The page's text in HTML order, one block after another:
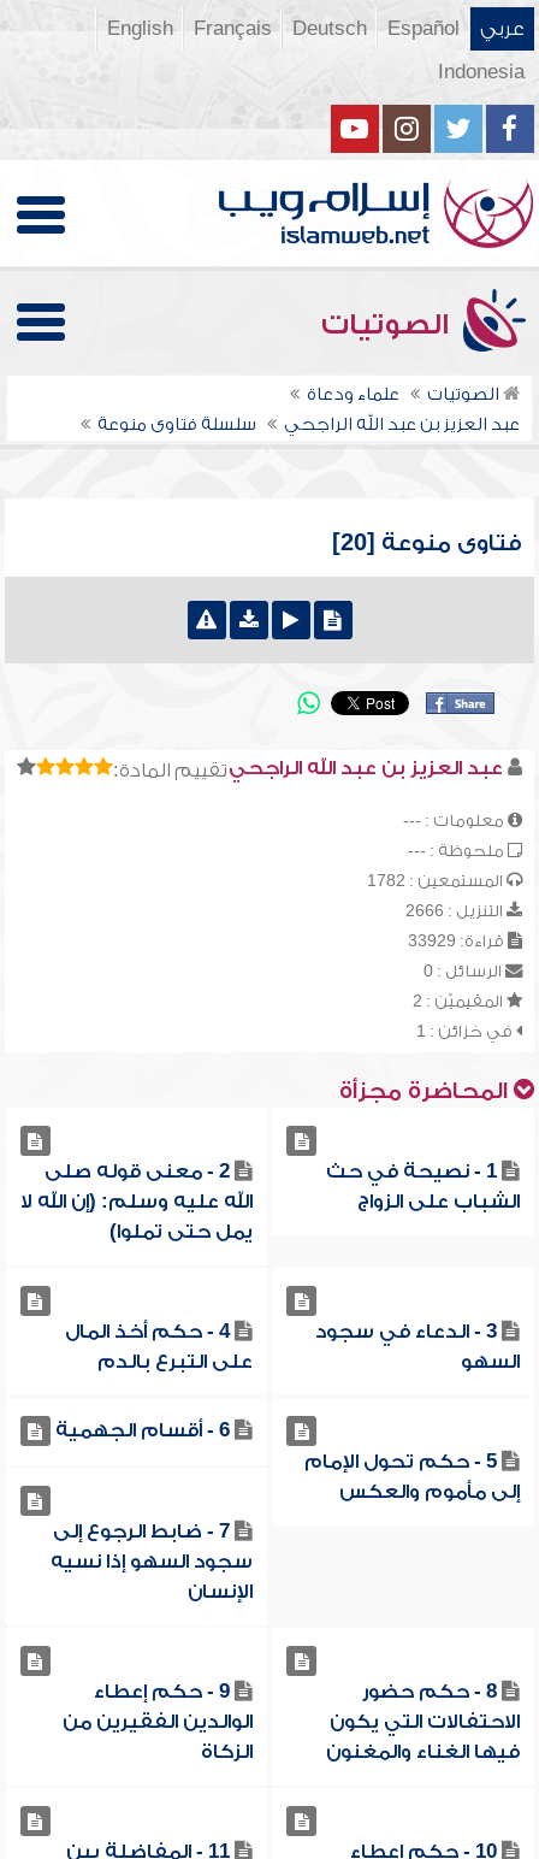
عربي Español
Deutsch
Français
English
Indonesia
الصوتيات
الصوتيات
علماء ودعاة
عبد العزيز بن عبد الله الراجحي
سلسلة فتاوى منوعة
فتاوى منوعة [20]
تقييم المادة:عبد العزيز بن عبد الله الراجحي
معلومات : ---
ملحوظة : ---
المستمعين : 1782
التنزيل : 2666
قراءة: 33929
الرسائل : 0
المقيميّن : 2
في خزائن : 1
المحاضرة مجزأة
1 - نصيحة في حث
الشباب على الزواج
2 - معنى قوله صلى
الله عليه وسلم: (إن الله لا
يمل حتى تملوا)
3 - الدعاء في سجود
السهو
4 - حكم أخذ المال
على التبرع بالدم
5 - حكم تحول الإمام
إلى مأموم والعكس
6 - أقسام الجهمية
7 - ضابط الرجوع إلى
سجود السهو إذا نسيه
الإنسان
8 - حكم حضور
الاحتفالات التي يكون
فيها الغناء والمغنون
9 - حكم إعطاء
الوالدين الفقيرين من
الزكاة
10 - حكم إعطاء
11 - المفاضلة بين